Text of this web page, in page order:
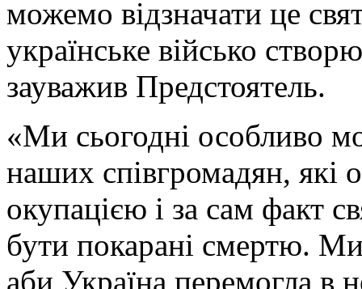
можемо відзначати це
українське військо
зауважив Предстоятель.
«Ми сьогодні особливо
наших співгромадян, які
окупацією і за сам факт
бути покарані смертю.
аби Україна перемогла в